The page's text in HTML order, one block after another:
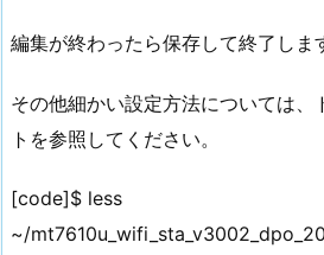
編集が終わったら保存して終了しま
その他細かい設定方法については、
トを参照してください。
[code]$ less
~/